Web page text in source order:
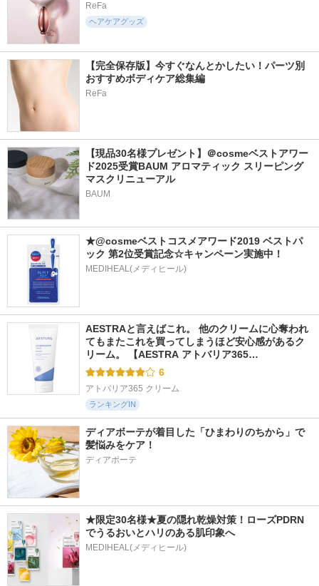
ReFa
ヘアケアグッズ
【完全保存版】今すぐなんとかしたい！パーツ別
おすすめボディケア総集編
ReFa
【現品30名様プレゼント】＠cosmeベストアワー
ド2025受賞BAUM アロマティック スリーピング
マスクリニューアル
BAUM
★@cosmeベストコスメアワード2019 ベストパ
ック 第2位受賞記念☆キャンペーン実施中！
MEDIHEAL(メディヒール)
AESTRAと言えばこれ。 他のクリームに心奪われ
てもまたこれを買ってしまうほど安心感があるク
リーム。 【AESTRA アトバリア365…
6
アトバリア365 クリーム
ランキングIN
ディアボーテが着目した「ひまわりのちから」で
髪悩みをケア！
ディアボーテ
★限定30名様★夏の隠れ乾燥対策！ローズPDRN
でうるおいとハリのある肌印象へ
MEDIHEAL(メディヒール)